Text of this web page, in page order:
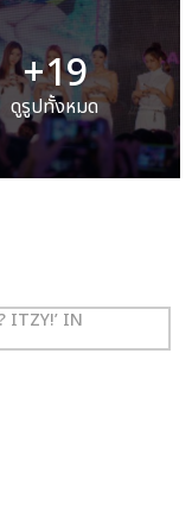
+19
ดูรูปทั้งหมด
ITZY!’ IN